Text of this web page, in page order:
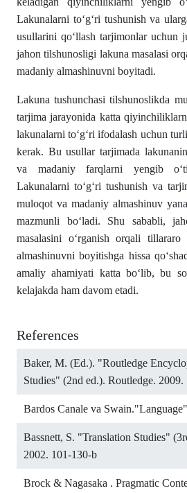
Lakunalarni tо‘g‘ri tushunish va
usullarini qо‘llash tarjimonlar uchun
jahon tilshunosligi lakuna masalasi
madaniy almashinuvni boyitadi.
Lakuna tushunchasi tilshunoslikda
tarjima jarayonida katta
lakunalarni tо‘g‘ri ifodalash uchun
kerak. Bu usullar tarjimada
va madaniy farqlarni yengib
Lakunalarni tо‘g‘ri tushunish va
muloqot va madaniy almashinuv
mazmunli bо‘ladi. Shu sababli,
masalasini о‘rganish orqali
almashinuvni boyitishga hissa
amaliy ahamiyati katta bо‘lib, bu
kelajakda ham davom etadi.
References
Baker, M. (Ed.). "Routledge
Studies" (2nd ed.). Routledge. 2009.
Bardos Canale va
Bassnett, S. "Translation Studies"
2002. 101-130-b
Brock & Nagasaka . Pragmatic